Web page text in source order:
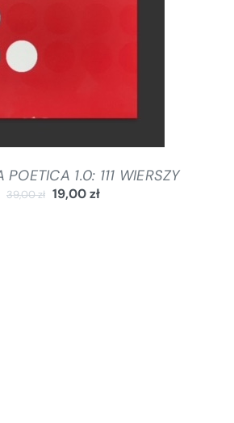
POETICA 1.0: 111 WIERSZY
39,00zł 19,00zł